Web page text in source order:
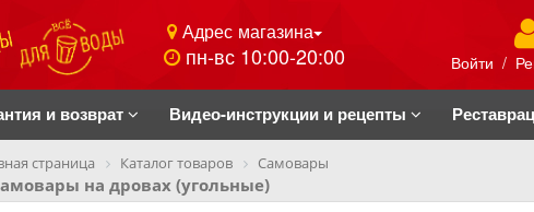
Адрес магазина
пн-вс 10:00-20:00 Войти /
и возврат Видео-инструкции и рецепты
страница Каталог товаров Самовары
на дровах (угольные)